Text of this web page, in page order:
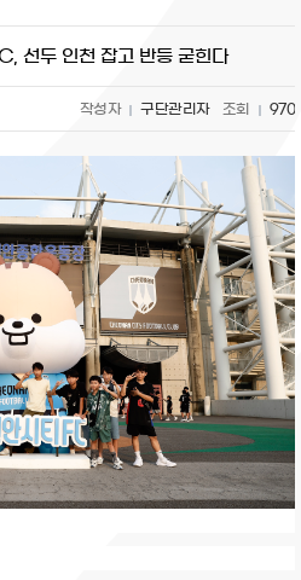
선두 인천 잡고 반등 굳힌다
작성자 구단관리자 조회 970